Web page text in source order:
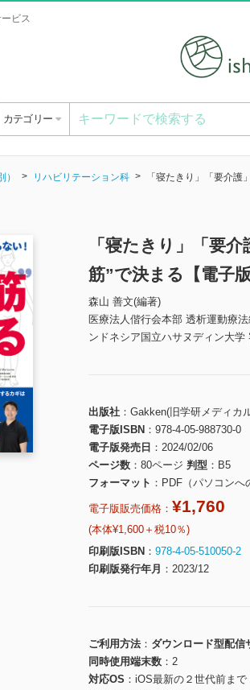
ビス
カテゴリー
リハビリテーション科 「寝たきり」「要介護
「寝たきり」「要
筋”で決まる【電子版
森山 善文(編著)
医療法人偕行会本部 透析運動療
ンドネシア国立ハサヌディン大
出版社
Gakken(旧学研メディカ
電子版ISBN
978-4-05-988730-0
電子版発売日
2024/02/06
ページ数
80ページ 判型
B5
フォーマット
PDF（パソコンへ
電子版販売価格： ¥1,760
(本体¥1,600＋税10％)
印刷版ISBN
978-4-05-510050-2
印刷版発行年月
2023/12
ご利用方法
ダウンロード型配信
同時使用端末数
2
対応OS
iOS最新の２世代前ま